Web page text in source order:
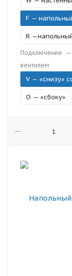
F —
R
Подключение —
вентилем
V — «снизу»
O — «сбоку»